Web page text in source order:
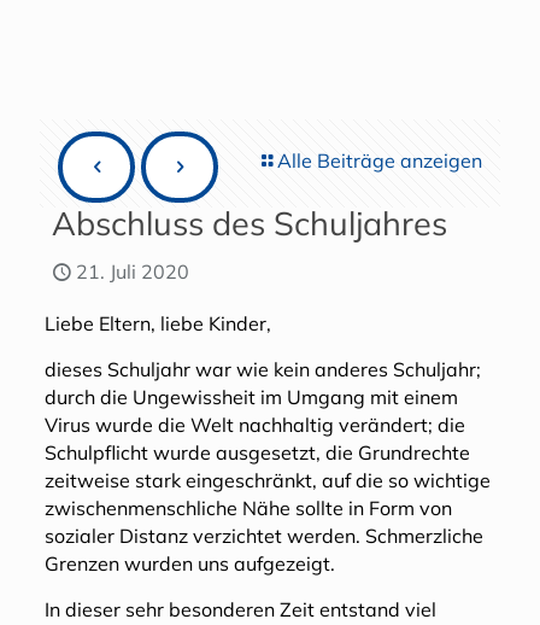
Alle Beiträge anzeigen
Abschluss des Schuljahres
21. Juli 2020
Liebe Eltern, liebe Kinder,
dieses Schuljahr war wie kein anderes Schuljahr;
durch die Ungewissheit im Umgang mit einem
Virus wurde die Welt nachhaltig verändert; die
Schulpflicht wurde ausgesetzt, die Grundrechte
zeitweise stark eingeschränkt, auf die so wichtige
zwischenmenschliche Nähe sollte in Form von
sozialer Distanz verzichtet werden. Schmerzliche
Grenzen wurden uns aufgezeigt.
In dieser sehr besonderen Zeit entstand viel